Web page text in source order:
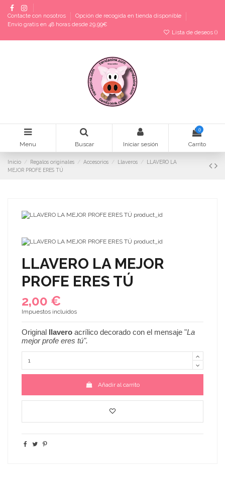
Contacte con nosotros
Opción de recogida en tienda disponible
Envío gratis en 48 horas desde 29,99€
Lista de deseos ()
Menu Buscar Iniciar sesión
0
Carrito
Inicio Regalos originales Accesorios Llaveros
LLAVERO LA
MEJOR PROFE ERES TÚ
LLAVERO LA MEJOR
PROFE ERES TÚ
2,00 €
Impuestos incluidos
Original llavero acrílico decorado con el mensaje "La
mejor profe eres tú".
Añadir al carrito